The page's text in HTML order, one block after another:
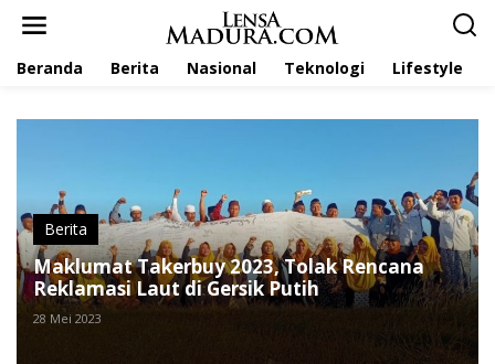
Beranda Berita Nasional Teknologi Lifestyle
Berita
Maklumat Takerbuy 2023, Tolak Rencana
Reklamasi Laut di Gersik Putih
28 Mei 2023